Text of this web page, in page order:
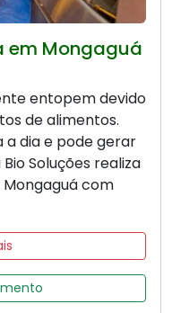
em Mongaguá
entopem devido
de alimentos.
a dia e pode gerar
Soluções realiza
com